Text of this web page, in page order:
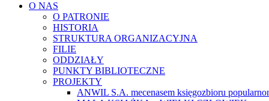
O NAS
O PATRONIE
HISTORIA
STRUKTURA ORGANIZACYJNA
FILIE
ODDZIAŁY
PUNKTY BIBLIOTECZNE
PROJEKTY
ANWIL S.A. mecenasem księgozbioru